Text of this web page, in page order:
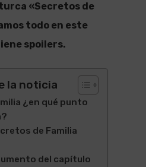
«Secretos de
todo en este
spoilers.
la noticia
¿en qué punto
de Familia
del capítulo